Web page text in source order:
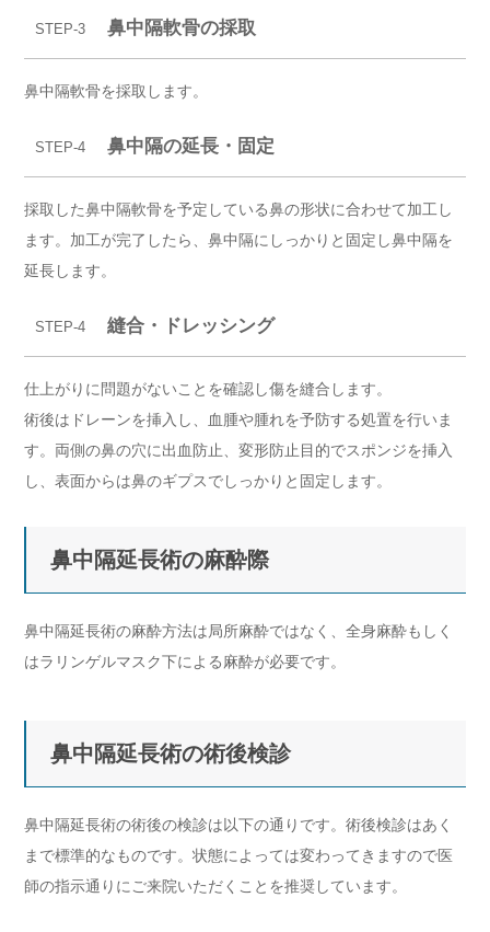
STEP-3 鼻中隔軟骨の採取
鼻中隔軟骨を採取します。
STEP-4 鼻中隔の延長・固定
採取した鼻中隔軟骨を予定している鼻の形状に合わせて加工し
ます。加工が完了したら、鼻中隔にしっかりと固定し鼻中隔を
延長します。
STEP-4 縫合・ドレッシング
仕上がりに問題がないことを確認し傷を縫合します。
術後はドレーンを挿入し、血腫や腫れを予防する処置を行いま
す。両側の鼻の穴に出血防止、変形防止目的でスポンジを挿入
し、表面からは鼻のギプスでしっかりと固定します。
鼻中隔延長術の麻酔際
鼻中隔延長術の麻酔方法は局所麻酔ではなく、全身麻酔もしく
はラリンゲルマスク下による麻酔が必要です。
鼻中隔延長術の術後検診
鼻中隔延長術の術後の検診は以下の通りです。術後検診はあく
まで標準的なものです。状態によっては変わってきますので医
師の指示通りにご来院いただくことを推奨しています。